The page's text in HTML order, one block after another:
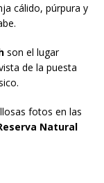
cálido, púrpura y
son el lugar
de la puesta
fotos en las
Natural